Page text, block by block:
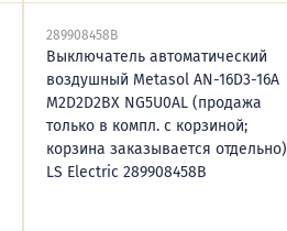
289908458B
Выключатель автоматический
воздушный Metasol AN-16D3-16A
M2D2D2BX NG5U0AL (продажа
только в компл. с корзиной;
корзина заказывается отдельно)
LS Electric 289908458B